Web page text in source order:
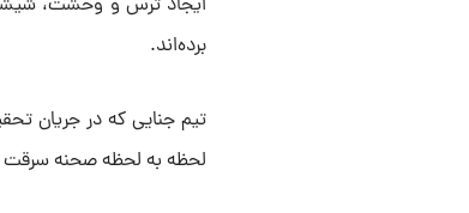
برده‌اند.
تیم جنایی که در جریان
لحظه به لحظه صحنه سرقت